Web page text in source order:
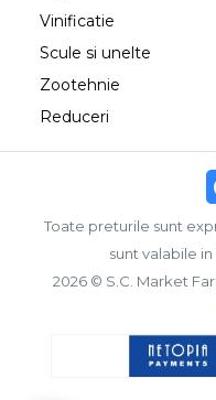
Vinificatie
Scule si unelte
Zootehnie
Reduceri
Toate preturile sunt
sunt valabile
2026 © S.C. Market